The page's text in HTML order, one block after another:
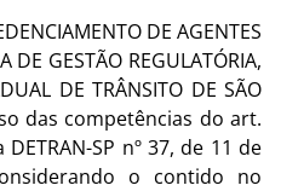
DE AGENTES
DE GESTÃO REGULATÓRIA,
DE TRÂNSITO DE SÃO
das competências do art.
SP nº 37, de 11 de
o contido no